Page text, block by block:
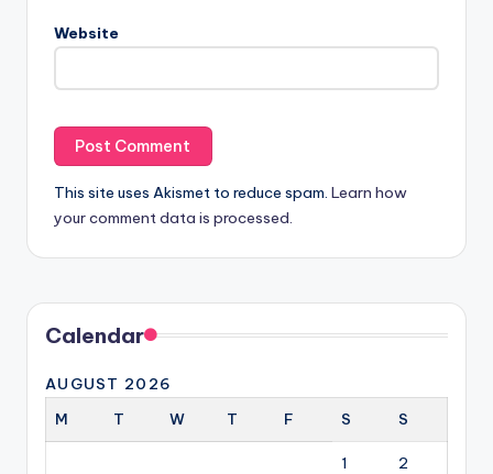
Website
This site uses Akismet to reduce spam. Learn how
your comment data is processed.
Calendar
AUGUST 2026
M
T W T F S S
1 2